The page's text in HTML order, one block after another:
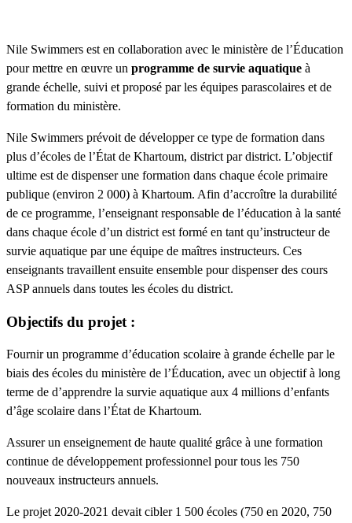
Nile Swimmers est en collaboration avec le ministère de l’Éducation
pour mettre en œuvre un programme de survie aquatique à
grande échelle, suivi et proposé par les équipes parascolaires et de
formation du ministère.
Nile Swimmers prévoit de développer ce type de formation dans
plus d’écoles de l’État de Khartoum, district par district. L’objectif
ultime est de dispenser une formation dans chaque école primaire
publique (environ 2 000) à Khartoum. Afin d’accroître la durabilité
de ce programme, l’enseignant responsable de l’éducation à la santé
dans chaque école d’un district est formé en tant qu’instructeur de
survie aquatique par une équipe de maîtres instructeurs. Ces
enseignants travaillent ensuite ensemble pour dispenser des cours
ASP annuels dans toutes les écoles du district.
Objectifs du projet :
Fournir un programme d’éducation scolaire à grande échelle par le
biais des écoles du ministère de l’Éducation, avec un objectif à long
terme de d’apprendre la survie aquatique aux 4 millions d’enfants
d’âge scolaire dans l’État de Khartoum.
Assurer un enseignement de haute qualité grâce à une formation
continue de développement professionnel pour tous les 750
nouveaux instructeurs annuels.
Le projet 2020-2021 devait cibler 1 500 écoles (750 en 2020, 750